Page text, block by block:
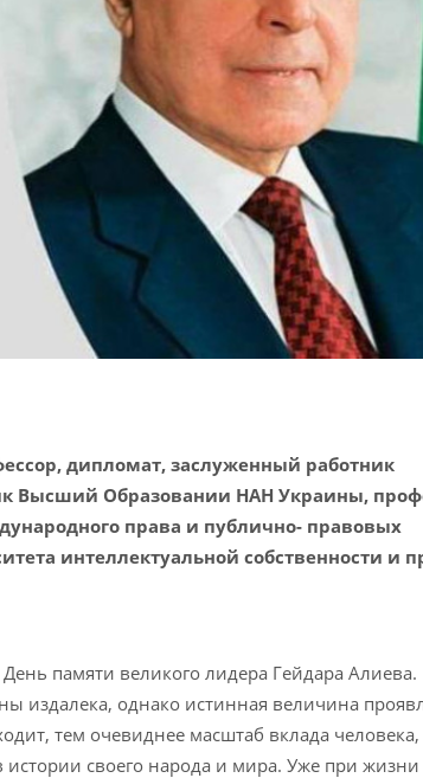
дипломат, заслуженный работник
Высший Образовании НАН Украины,
права и публично- правовых
интеллектуальной собственности и
памяти великого лидера Гейдара Алиева.
издалека, однако истинная величина
тем очевиднее масштаб вклада человека,
своего народа и мира. Уже при